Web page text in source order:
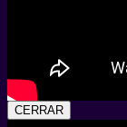
CERRAR